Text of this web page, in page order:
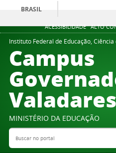
ACESSIBILIDADE ALTO
BRASIL
Instituto Federal de Educação,
Campus
Valadares
MINISTÉRIO DA EDUCAÇÃO
Buscar no portal